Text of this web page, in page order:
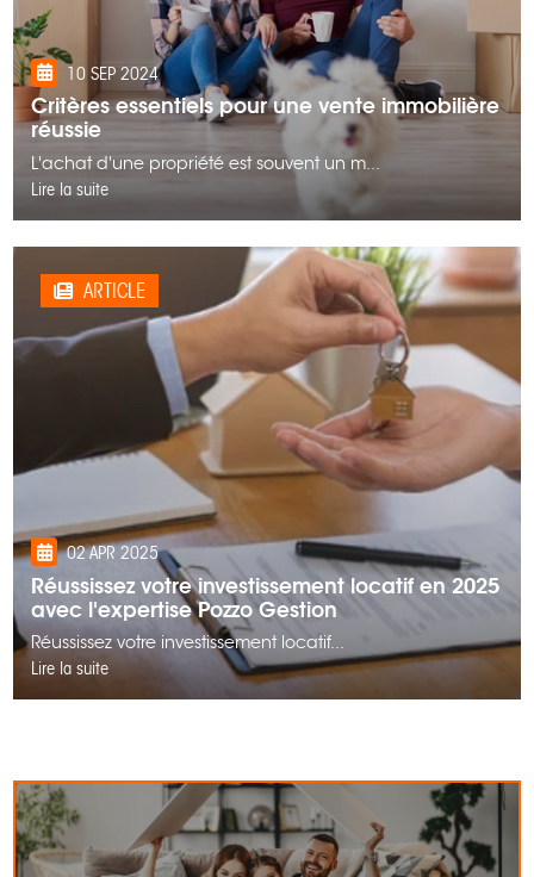
10 SEP 2024
Critères essentiels pour une vente immobilière
réussie
L'achat d'une propriété est souvent un m...
Lire la suite
ARTICLE
02 APR 2025
Réussissez votre investissement locatif en 2025
avec l'expertise Pozzo Gestion
Réussissez votre investissement locatif...
Lire la suite